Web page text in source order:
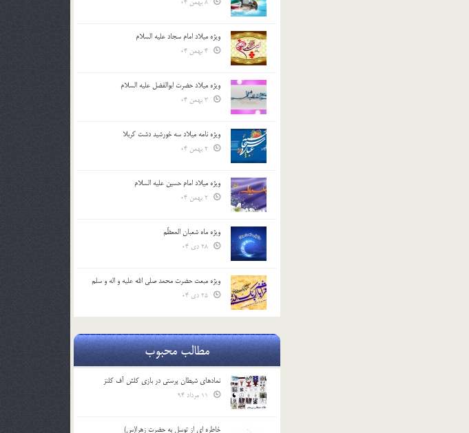
ویژه میلاد امام سجاد علیه السلام
ویژه میلاد حضرت ابوالفضل علیه السلام
ویژه نامه میلاد سه خورشید دشت کربلا
ویژه میلاد امام حسین علیه السلام
ویژه ماه شعبان المعظّم
ویژه مبعث حضرت محمد صلی الله علیه و اله و سلم
مطالب محبوب
نمادهای شیطان پرستی در بازی کلش آف کلنز
خاطره ای از توسل به حضرت زهرا(س)